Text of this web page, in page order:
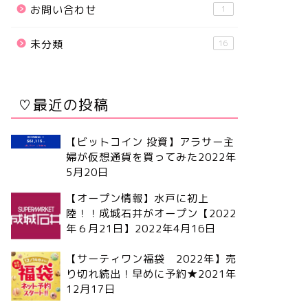
お問い合わせ 1
未分類 16
♡最近の投稿
【ビットコイン 投資】アラサー主
婦が仮想通貨を買ってみた2022年
5月20日
【オープン情報】水戸に初上
陸！！成城石井がオープン【2022
年６月21日】 2022年4月16日
【サーティワン福袋 2022年】売
り切れ続出！早めに予約★2021年
12月17日